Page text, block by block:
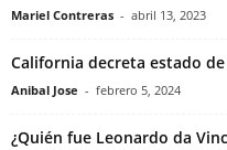
Mariel Contreras - abril 13, 2023
California decreta estado
Anibal Jose - febrero 5, 2024
¿Quién fue Leonardo da